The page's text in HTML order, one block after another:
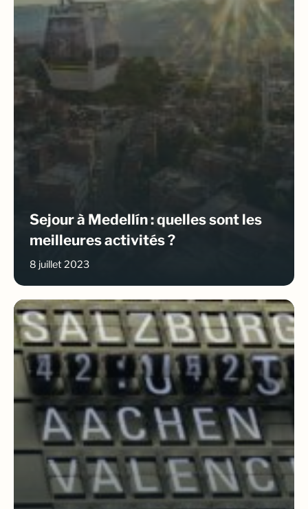
Sejour à Medellín : quelles sont les
meilleures activités ?
8 juillet 2023